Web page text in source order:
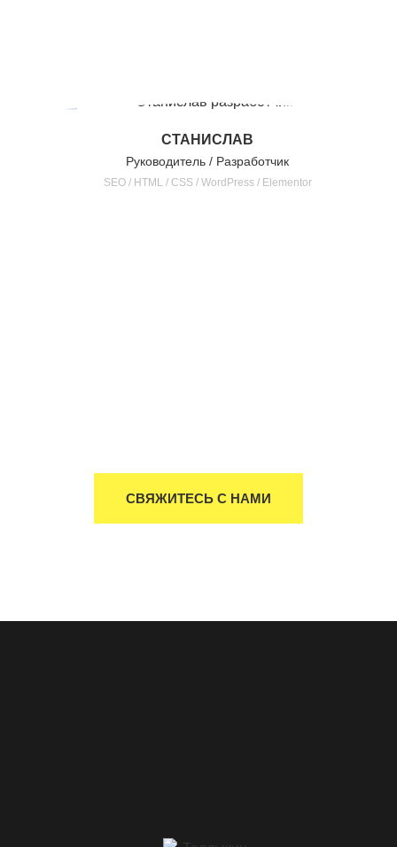
СТАНИСЛАВ
Руководитель / Разработчик
SEO / HTML / CSS / WordPress / Elementor
СВЯЖИТЕСЬ С НАМИ